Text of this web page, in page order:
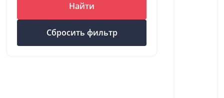
Найти
Сбросить фильтр